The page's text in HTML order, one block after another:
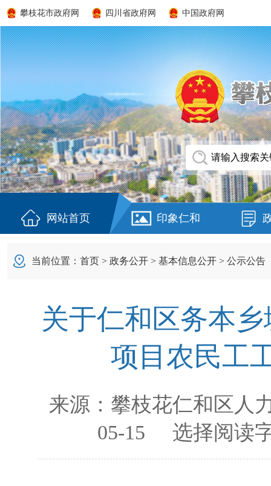
攀枝花市政府网 四川省政府网 中国政府网
网站首页 印象仁和
当前位置： 首页 > 政务公开 > 基本信息公开 > 公示公告
关于仁和区务本
项目农民工
来源： 攀枝花仁和区人
05-15 选择阅读